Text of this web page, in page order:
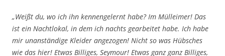
„Weißt du, wo ich ihn kennengelernt habe? Im Mülleimer! Das
ist ein Nachtlokal, in dem ich nachts gearbeitet habe. Ich habe
mir unanständige Kleider angezogen! Nicht so was Hübsches
wie das hier! Etwas Billiges, Seymour! Etwas ganz ganz Billiges,